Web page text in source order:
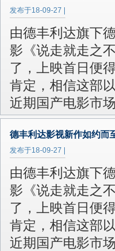
发布于18-09-27
由德丰利达旗下
影《说走就走之
了，上映首日便
肯定，相信这部
近期国产电影市
德丰利达影视新作如约而
发布于18-09-27
由德丰利达旗下
影《说走就走之
了，上映首日便
肯定，相信这部
近期国产电影市